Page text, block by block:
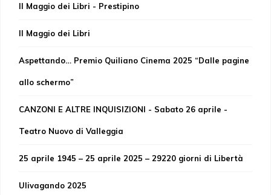
Il Maggio dei Libri - Prestipino
Il Maggio dei Libri
Aspettando… Premio Quiliano Cinema 2025 “Dalle pagine
allo schermo”
CANZONI E ALTRE INQUISIZIONI - Sabato 26 aprile -
Teatro Nuovo di Valleggia
25 aprile 1945 – 25 aprile 2025 – 29220 giorni di Libertà
Ulivagando 2025